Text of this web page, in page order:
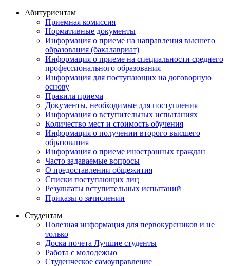
Абитуриентам
Приемная комиссия
Нормативные документы
Информация о приеме на направления высшего
образования (бакалавриат)
Информация о приеме на специальности среднего
профессионального образования
Информация для поступающих на договорную
основу
Правила приема
Документы, необходимые для поступления
Информация о вступительных испытаниях
Количество мест и стоимость обучения
Информация о получении второго высшего
образования
Информация о приеме иностранных граждан
Часто задаваемые вопросы
О предоставлении общежития
Списки поступающих лиц
Результаты вступительных испытаний
Приказы о зачислении
Студентам
Полезная информация для первокурсников и не
только
Доска почета Лучшие студенты
Работа с молодежью
Студенческое самоуправление